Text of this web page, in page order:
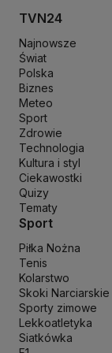
Koalicja
Ministerstwo
Ministerstwo
Ministerstwo
Naczelny Sąd
Nowa Lewica
PKP CargoPKP
Prokuratura
Rzecznik Praw
Sławomir Mentzen
Szymon Hołownia
TVN24
Najnowsze
Świat
Polska
Biznes
Meteo
Sport
Zdrowie
Technologia
Kultura i styl
Ciekawostki
Quizy
Tematy
Sport
Piłka Nożna
Tenis
Kolarstwo
Skoki Narciarskie
Sporty zimowe
Lekkoatletyka
Siatkówka